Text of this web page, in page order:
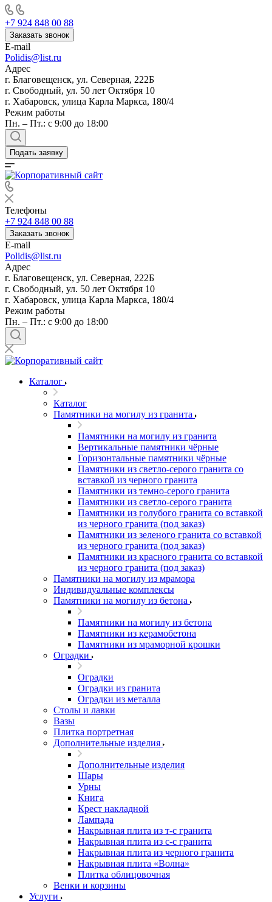
+7 924 848 00 88
Заказать звонок
E-mail
Polidis@list.ru
Адрес
г. Благовещенск, ул. Северная, 222Б
г. Свободный, ул. 50 лет Октября 10
г. Хабаровск, улица Карла Маркса, 180/4
Режим работы
Пн. – Пт.: с 9:00 до 18:00
Подать заявку
Телефоны
+7 924 848 00 88
Заказать звонок
E-mail
Polidis@list.ru
Адрес
г. Благовещенск, ул. Северная, 222Б
г. Свободный, ул. 50 лет Октября 10
г. Хабаровск, улица Карла Маркса, 180/4
Режим работы
Пн. – Пт.: с 9:00 до 18:00
Каталог
Каталог
Памятники на могилу из гранита
Памятники на могилу из гранита
Вертикальные памятники чёрные
Горизонтальные памятники чёрные
Памятники из светло-серого гранита со
вставкой из черного гранита
Памятники из темно-серого гранита
Памятники из светло-серого гранита
Памятники из голубого гранита со вставкой
из черного гранита (под заказ)
Памятники из зеленого гранита со вставкой
из черного гранита (под заказ)
Памятники из красного гранита со вставкой
из черного гранита (под заказ)
Памятники на могилу из мрамора
Индивидуальные комплексы
Памятники на могилу из бетона
Памятники на могилу из бетона
Памятники из керамобетона
Памятники из мраморной крошки
Оградки
Оградки
Оградки из гранита
Оградки из металла
Столы и лавки
Вазы
Плитка портретная
Дополнительные изделия
Дополнительные изделия
Шары
Урны
Книга
Крест накладной
Лампада
Накрывная плита из т-с гранита
Накрывная плита из с-с гранита
Накрывная плита из черного гранита
Накрывная плита «Волна»
Плитка облицовочная
Венки и корзины
Услуги